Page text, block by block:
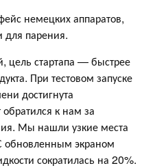
немецких аппаратов,
для парения.
цель стартапа — быстрее
При тестовом запуске
достигнута
обратился к нам за
Мы нашли узкие места
обновленным экраном
сократилась на 20%.